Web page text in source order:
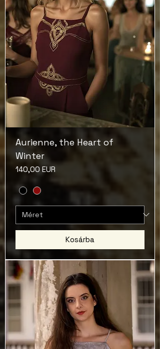
Aurienne, the Heart of
Winter
Ár
140,00 EUR
Kosárba